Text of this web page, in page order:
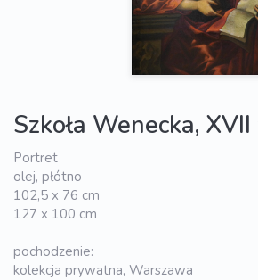
Szkoła Wenecka, XVII
Portret
olej, płótno
102,5 x 76 cm
127 x 100 cm
pochodzenie:
kolekcja prywatna, Warszawa